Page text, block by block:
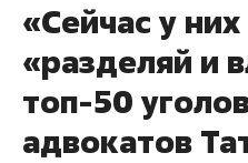
«Сейчас у
«разделяй и
топ-50
адвокатов